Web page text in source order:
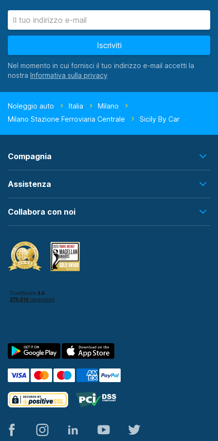
Iscriviti
Nel momento in cui fornisci il tuo indirizzo e-mail accetti la
nostra
Noleggio auto Italia
Milano
Milano Stazione Ferroviaria Centrale
Sicily By Car
Compagnia
Assistenza
Collabora con noi